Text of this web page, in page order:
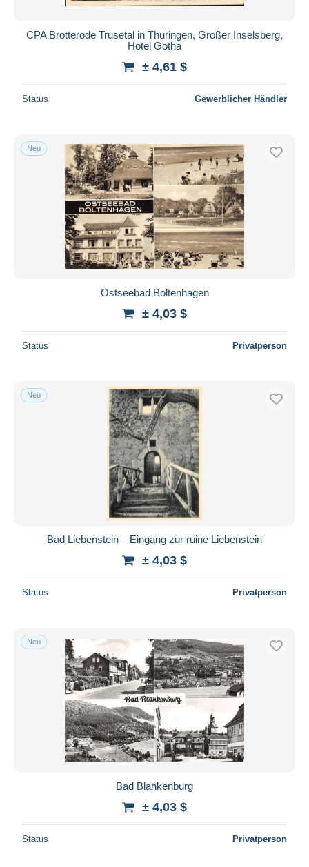
CPA Brotterode Trusetal in Thüringen, Großer Inselsberg,
Hotel Gotha
± 4,61 $
Status Gewerblicher Händler
Neu
Ostseebad Boltenhagen
± 4,03 $
Status Privatperson
Neu
Bad Liebenstein – Eingang zur ruine Liebenstein
± 4,03 $
Status Privatperson
Neu
Bad Blankenburg
± 4,03 $
Status Privatperson